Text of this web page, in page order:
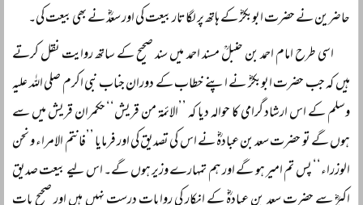
حاضرین نے حضرت ابوبکرؓ کے ہاتھ پر لگاتار بیعت کی اور سعدؓ نے بھی بیعت کی۔
اسی طرح امام احمد بن حنبلؒ مسند احمد میں سند صحیح کے ساتھ روایت نقل کرتے
ہیں کہ جب حضرت ابوبکرؓ نے اپنے خطاب کے دوران جناب نبی اکرم صلی اللہ علیہ
وسلم کے اس ارشاد گرامی کا حوالہ دیا کہ ’’الائمۃ من قریش‘‘ حکمران قریش میں سے
ہوں گے تو حضرت سعد بن عبادہؓ نے اس کی تصدیق کی اور فرمایا ’’فانتم الامراء و نحن
الوزراء‘‘ پس تم امیر ہو گے اور ہم تمہارے وزیر ہوں گے۔ اس لیے بیعت صدیق